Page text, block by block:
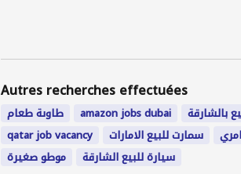
Autres recherches effectuées
طاوىة طعام amazon jobs dubai بالشارقة
qatar job vacancy
سمارت للبيع الامارات
موطو صغيرة
سيارة للبيع الشارقة